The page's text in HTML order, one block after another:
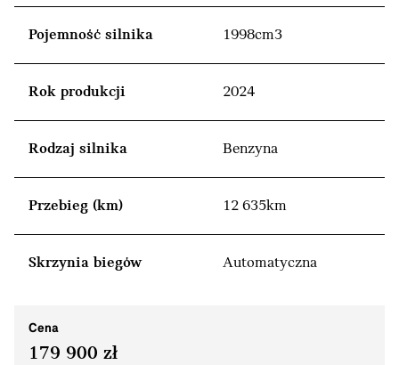
Pojemność silnika 1998cm3
Rok produkcji 2024
Rodzaj silnika Benzyna
Przebieg (km) 12 635km
Skrzynia biegów Automatyczna
Cena
179 900 zł